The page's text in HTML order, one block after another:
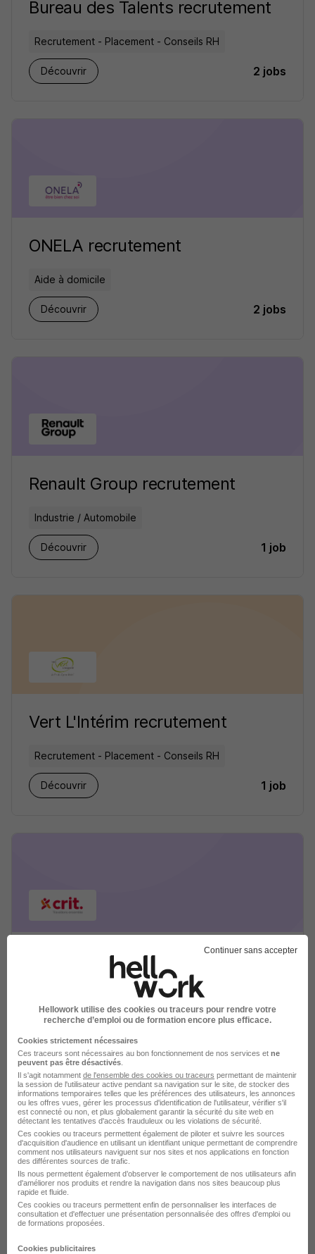
Bureau des Talents recrutement
Recrutement - Placement - Conseils RH
Découvrir 2 jobs
ONELA recrutement
Aide à domicile
Découvrir 2 jobs
Renault Group recrutement
Industrie / Automobile
Découvrir 1 job
Vert L'Intérim recrutement
Recrutement - Placement - Conseils RH
Découvrir 1 job
Crit recrutement
Recrutement - Placement - Conseils RH
Découvrir 1 job
Foncia recrutement
Continuer sans accepter
Hellowork utilise des cookies ou traceurs pour rendre votre
recherche d’emploi ou de formation encore plus efficace.
Cookies strictement nécessaires
Ces traceurs sont nécessaires au bon fonctionnement de nos services et ne
peuvent pas être désactivés
Il s'agit notamment de l'ensemble des cookies ou traceurs permettant de maintenir
la session de l'utilisateur active pendant sa navigation sur le site, de stocker des
informations temporaires telles que les préférences des utilisateurs, les annonces
ou les offres vues, gérer les processus d'identification de l'utilisateur, vérifier s'il
est connecté ou non, et plus globalement garantir la sécurité du site web en
détectant les tentatives d'accès frauduleux ou les violations de sécurité.
Ces cookies ou traceurs permettent également de piloter et suivre les sources
d'acquisition d'audience en utilisant un identifiant unique permettant de comprendre
comment nos utilisateurs naviguent sur nos sites et nos applications en fonction
des différentes sources de trafic.
Ils nous permettent également d’observer le comportement de nos utilisateurs afin
d'améliorer nos produits et rendre la navigation dans nos sites beaucoup plus
rapide et fluide.
Ces cookies ou traceurs permettent enfin de personnaliser les interfaces de
consultation et d'effectuer une présentation personnalisée des offres d'emploi ou
de formations proposées.
Cookies publicitaires